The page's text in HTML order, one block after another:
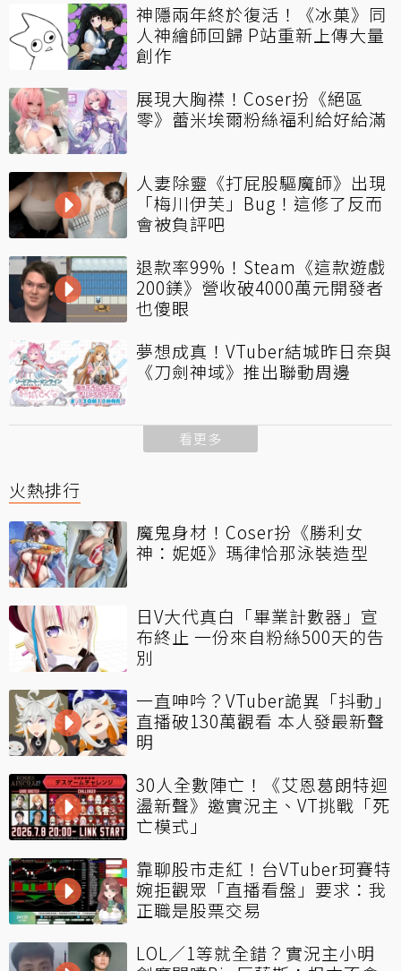
神隱兩年終於復活！《冰菓》同
人神繪師回歸 P站重新上傳大量
創作
展現大胸襟！Coser扮《絕區
零》蕾米埃爾粉絲福利給好給滿
人妻除靈《打屁股驅魔師》出現
「梅川伊芙」Bug！這修了反而
會被負評吧
退款率99%！Steam《這款遊戲
200鎂》營收破4000萬元開發者
也傻眼
夢想成真！VTuber結城昨日奈與
《刀劍神域》推出聯動周邊
看更多
火熱排行
魔鬼身材！Coser扮《勝利女
神：妮姬》瑪律恰那泳裝造型
日V大代真白「畢業計數器」宣
布終止 一份來自粉絲500天的告
別
一直呻吟？VTuber詭異「抖動」
直播破130萬觀看 本人發最新聲
明
30人全數陣亡！《艾恩葛朗特迴
盪新聲》邀實況主、VT挑戰「死
亡模式」
靠聊股市走紅！台VTuber珂賽特
婉拒觀眾「直播看盤」要求：我
正職是股票交易
LOL／1等就全錯？實況主小明